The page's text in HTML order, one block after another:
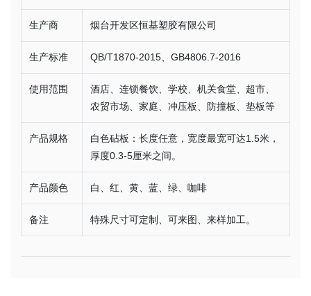
生产商 烟台开发区恒基塑胶有限公司
生产标准 QB/T1870-2015、GB4806.7-2016
使用范围
酒店、连锁餐饮、学校、机关食堂、超市、
农贸市场、家庭、冲压板、防撞板、垫板等
产品规格
白色砧板：长度任意，宽度最宽可达1.5米，
厚度0.3-5厘米之间。
产品颜色 白、红、黄、蓝、绿、咖啡
备注 特殊尺寸可定制、可来图、来样加工。